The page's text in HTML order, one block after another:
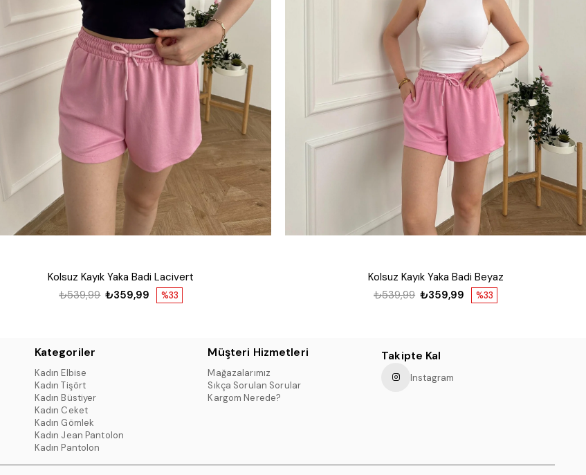
Kolsuz Kayık Yaka Badi Lacivert
%33
₺359,99
₺539,99
Kolsuz Kayık Yaka Badi Beyaz
%33
₺359,99
₺539,99
Kategoriler
Kadın Elbise
Kadın Tişört
Kadın Büstiyer
Kadın Ceket
Kadın Gömlek
Kadın Jean Pantolon
Kadın Pantolon
Müşteri Hizmetleri
Mağazalarımız
Sıkça Sorulan Sorular
Kargom Nerede?
Takipte Kal
Instagram